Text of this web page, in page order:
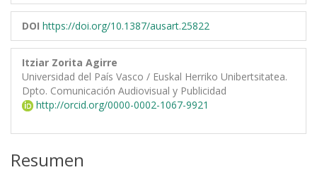
DOI https://doi.org/10.1387/ausart.25822
Itziar Zorita Agirre
Universidad del País Vasco / Euskal Herriko Unibertsitatea.
Dpto. Comunicación Audiovisual y Publicidad
http://orcid.org/0000-0002-1067-9921
Resumen